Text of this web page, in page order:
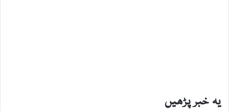
یہ خبر پڑھیں